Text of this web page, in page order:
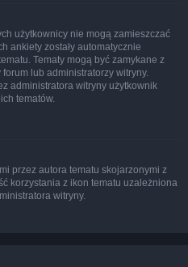
użytkownicy nie mogą zamieszczać
ankiety zostały automatycznie
Tematy mogą być zamykane z
lub administratorzy witryny.
administratora witryny użytkownik
tematów.
przez autora tematu skojarzonymi z
korzystania z ikon tematu uzależniona
witryny.